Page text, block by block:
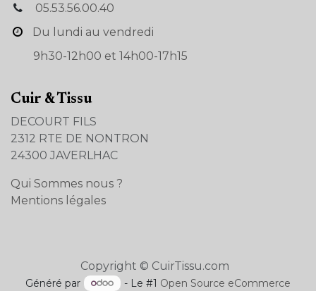
05.53.56.00.40
Du lundi au vendredi
9h30-12h00 et 14h00-17h15
Cuir & Tissu
DECOURT FILS
2312 RTE DE NONTRON
24300 JAVERLHAC
Qui Sommes nous ?
Mentions légales
Copyright © CuirTissu.com
Généré par - Le #1 Open Source eCommerce